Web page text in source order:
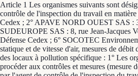
Article 1 Les organismes suivants sont
contrôle de l'inspection du travail en
Cedex ; 2° APAVE NORD OUEST SAS :
SUDEUROPE SAS : 8, rue Jean-Jacques
Défense Cedex ; 6° SOCOTEC
statique et de vitesse d'air, mesures de
des locaux à pollution spécifique : 1° Les
procéder aux contrôles et mesures (mesure